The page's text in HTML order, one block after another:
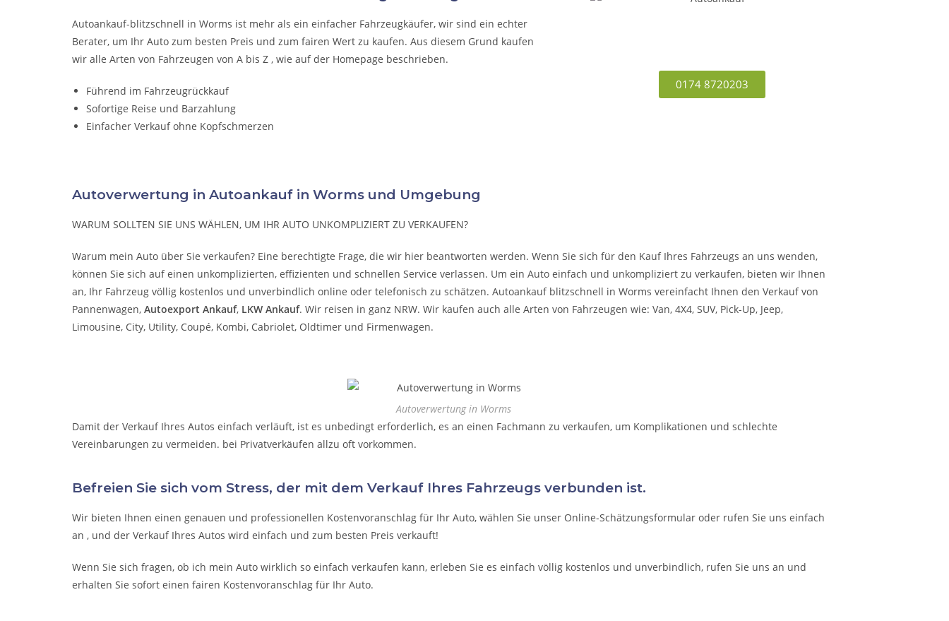
Autoankauf-blitzschnell in Worms ist mehr als ein einfacher Fahrzeugkäufer, wir sind ein echter
Berater, um Ihr Auto zum besten Preis und zum fairen Wert zu kaufen. Aus diesem Grund kaufen
wir alle Arten von Fahrzeugen von A bis Z , wie auf der Homepage beschrieben.
Führend im Fahrzeugrückkauf
Sofortige Reise und Barzahlung
Einfacher Verkauf ohne Kopfschmerzen
0174 8720203
Autoverwertung in Autoankauf in Worms und Umgebung
WARUM SOLLTEN SIE UNS WÄHLEN, UM IHR AUTO UNKOMPLIZIERT ZU VERKAUFEN?
Warum mein Auto über Sie verkaufen? Eine berechtigte Frage, die wir hier beantworten werden. Wenn Sie sich für den Kauf Ihres Fahrzeugs an uns wenden,
können Sie sich auf einen unkomplizierten, effizienten und schnellen Service verlassen. Um ein Auto einfach und unkompliziert zu verkaufen, bieten wir Ihnen
an, Ihr Fahrzeug völlig kostenlos und unverbindlich online oder telefonisch zu schätzen. Autoankauf blitzschnell in Worms vereinfacht Ihnen den Verkauf von
Pannenwagen, Autoexport Ankauf, LKW Ankauf. Wir reisen in ganz NRW. Wir kaufen auch alle Arten von Fahrzeugen wie: Van, 4X4, SUV, Pick-Up, Jeep,
Limousine, City, Utility, Coupé, Kombi, Cabriolet, Oldtimer und Firmenwagen.
Autoverwertung in Worms
Damit der Verkauf Ihres Autos einfach verläuft, ist es unbedingt erforderlich, es an einen Fachmann zu verkaufen, um Komplikationen und schlechte
Vereinbarungen zu vermeiden. bei Privatverkäufen allzu oft vorkommen.
Befreien Sie sich vom Stress, der mit dem Verkauf Ihres Fahrzeugs verbunden ist.
Wir bieten Ihnen einen genauen und professionellen Kostenvoranschlag für Ihr Auto, wählen Sie unser Online-Schätzungsformular oder rufen Sie uns einfach
an , und der Verkauf Ihres Autos wird einfach und zum besten Preis verkauft!
Wenn Sie sich fragen, ob ich mein Auto wirklich so einfach verkaufen kann, erleben Sie es einfach völlig kostenlos und unverbindlich, rufen Sie uns an und
erhalten Sie sofort einen fairen Kostenvoranschlag für Ihr Auto.